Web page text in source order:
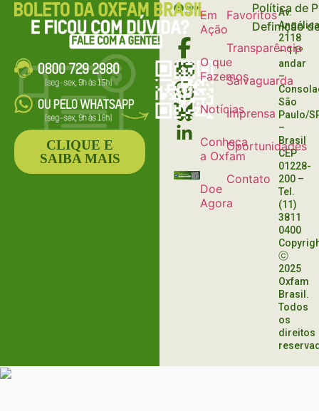
Em
Ação
O que
Fazemos
Notícias
Conheça
a Oxfam
Doe
Agora
Favoritos
Transparência
Salvaguarda
Imprensa
Oportunidades
Contato
Política de
Definição
Av.
2118
– 11º
andar
–
São
Paulo/
–
Brasil
CEP
01228-
200 –
Tel.
(11)
3811
0400
ⓒ
2025
Oxfam
Brasil.
Todos
os
direitos
CLIQUE E
SAIBA MAIS